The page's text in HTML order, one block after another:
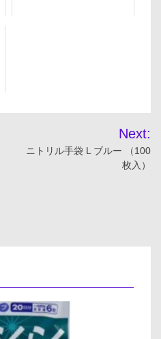
Next:
ニトリル手袋 L ブルー （100
枚入）